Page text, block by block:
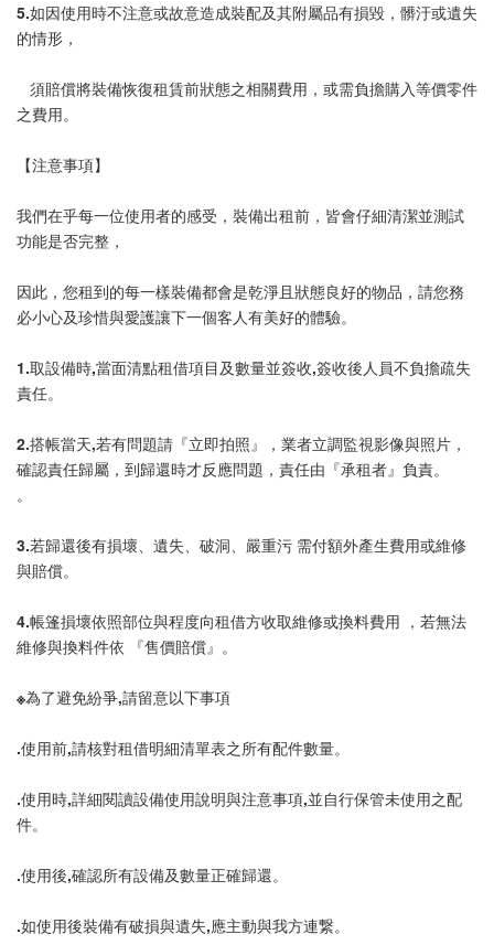
5.如因使用時不注意或故意造成裝配及其附屬品有損毀，髒汙或遺失
的情形，
須賠償將裝備恢復租賃前狀態之相關費用，或需負擔購入等價零件
之費用。
【注意事項】
我們在乎每一位使用者的感受，裝備出租前，皆會仔細清潔並測試
功能是否完整，
因此，您租到的每一樣裝備都會是乾淨且狀態良好的物品，請您務
必小心及珍惜與愛護讓下一個客人有美好的體驗。
1.取設備時,當面清點租借項目及數量並簽收,簽收後人員不負擔疏失
責任。
2.搭帳當天,若有問題請『立即拍照』，業者立調監視影像與照片，
確認責任歸屬，到歸還時才反應問題，責任由『承租者』負責。
。
3.若歸還後有損壞、遺失、破洞、嚴重污 需付額外產生費用或維修
與賠償。
4.帳篷損壞依照部位與程度向租借方收取維修或換料費用 ，若無法
維修與換料件依 『售價賠償』。
※為了避免紛爭,請留意以下事項
.使用前,請核對租借明細清單表之所有配件數量。
.使用時,詳細閱讀設備使用說明與注意事項,並自行保管未使用之配
件。
.使用後,確認所有設備及數量正確歸還。
.如使用後裝備有破損與遺失,應主動與我方連繋。